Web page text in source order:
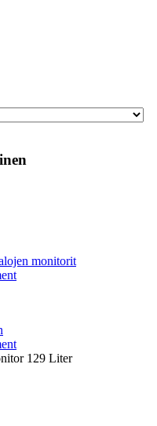
monitorit
129 Liter